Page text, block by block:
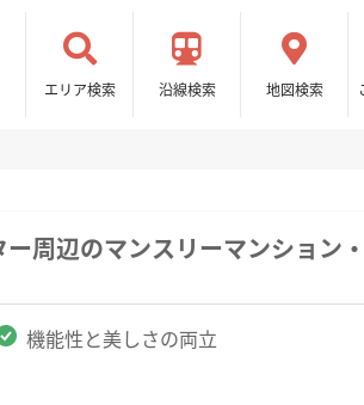
エリア検索 沿線検索 地図検索
周辺のマンスリーマンション
機能性と美しさの両立